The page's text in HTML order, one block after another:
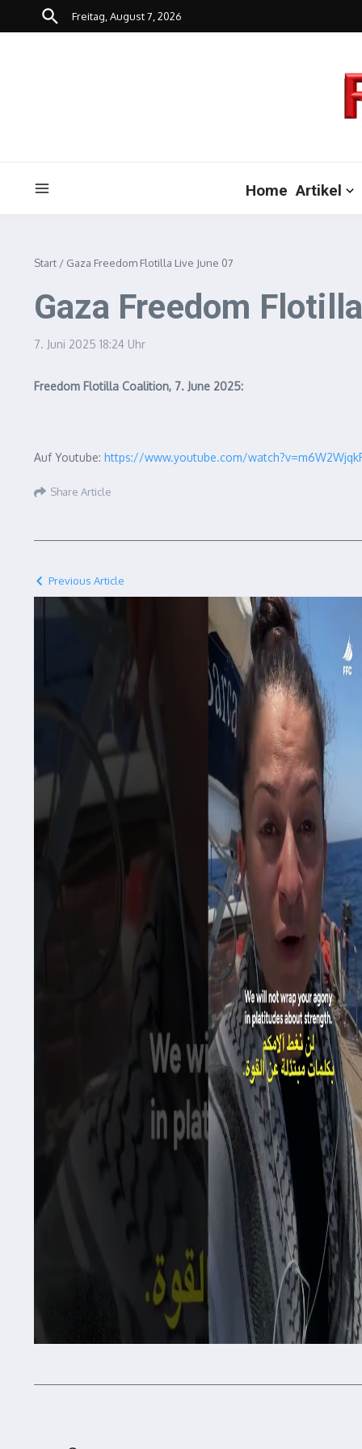
Zum Inhalt springen
Freitag, August 7, 2026
Home Artikel
Start / Gaza Freedom Flotilla Live June 07
Gaza Freedom
7. Juni 2025 18:24 Uhr
Freedom Flotilla Coalition, 7. June 2025:
Auf Youtube: https://www.youtube.com/
Share Article
Previous Article